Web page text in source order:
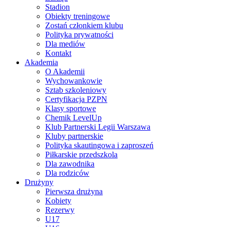
Stadion
Obiekty treningowe
Zostań członkiem klubu
Polityka prywatności
Dla mediów
Kontakt
Akademia
O Akademii
Wychowankowie
Sztab szkoleniowy
Certyfikacja PZPN
Klasy sportowe
Chemik LevelUp
Klub Partnerski Legii Warszawa
Kluby partnerskie
Polityka skautingowa i zaproszeń
Piłkarskie przedszkola
Dla zawodnika
Dla rodziców
Drużyny
Pierwsza drużyna
Kobiety
Rezerwy
U17